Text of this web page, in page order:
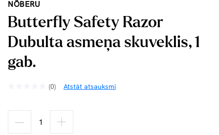
NÕBERU
Butterfly Safety Razor
Dubulta asmeņa skuveklis, 1
gab.
(0) Atstāt atsauksmi